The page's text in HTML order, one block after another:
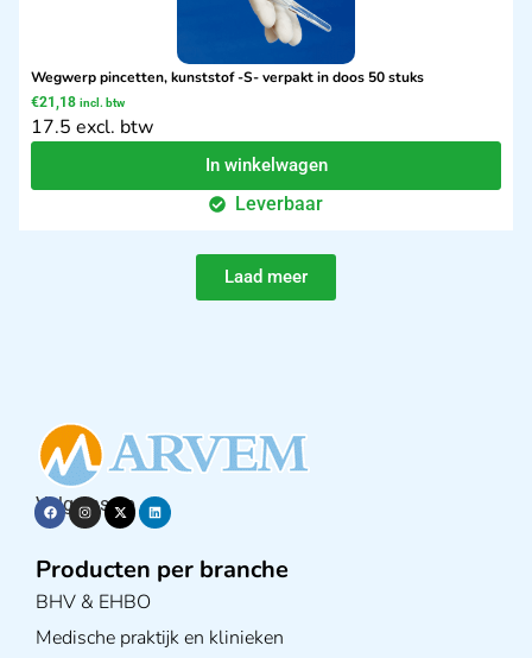
Wegwerp pincetten, kunststof -S- verpakt in doos 50 stuks
€21,18 incl. btw
17.5 excl. btw
In winkelwagen
Leverbaar
Laad meer
Volg ons op
Producten per branche
BHV & EHBO
Medische praktijk en klinieken